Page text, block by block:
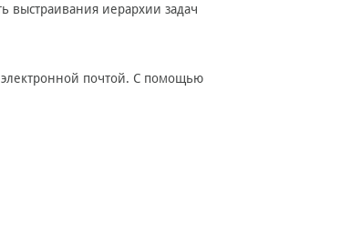
выстраивания иерархии задач
почтой. С помощью